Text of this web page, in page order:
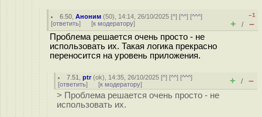
6.50 ,Аноним (50), 14:14, 26/10/2025 [^] [^^] [^^^]
[ответить] [к модератору]
–1
+ / –
Проблема решается очень просто - не
использовать их. Такая логика прекрасно
переносится на уровень приложения.
7.51 ,ptr(ok), 14:35, 26/10/2025 [^] [^^] [^^^]
[ответить] [к модератору] + / –
> Проблема решается очень просто - не
использовать их.